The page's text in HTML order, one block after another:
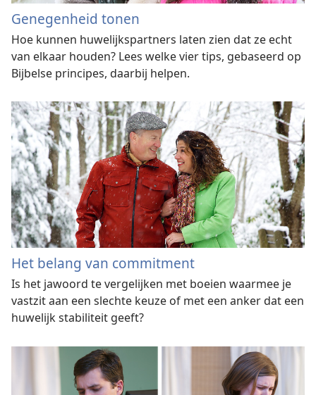
Genegenheid tonen
Hoe kunnen huwelijkspartners laten zien dat ze echt
van elkaar houden? Lees welke vier tips, gebaseerd op
Bijbelse principes, daarbij helpen.
Het belang van commitment
Is het jawoord te vergelijken met boeien waarmee je
vastzit aan een slechte keuze of met een anker dat een
huwelijk stabiliteit geeft?